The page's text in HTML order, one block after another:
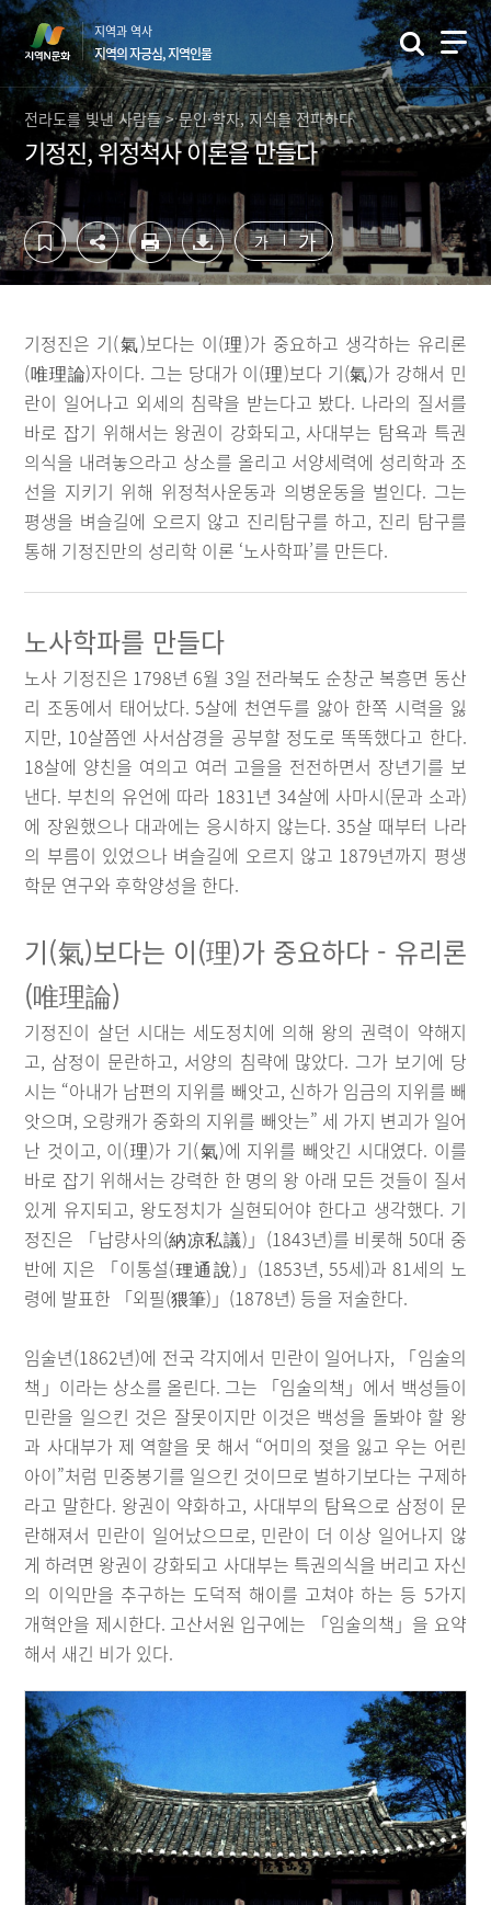
컨
텐
츠
영
역
가
기
하
단
영
역
바
기
지역과 역사
지역의 자긍심, 지역인물
전라도를 빛낸 사람들 > 문인·학자, 지식을 전파하다
기정진, 위정척사 이론을 만들다
가 가
기정진은 기(氣)보다는 이(理)가 중요하고 생각하는 유리론
(唯理論)자이다. 그는 당대가 이(理)보다 기(氣)가 강해서 민
란이 일어나고 외세의 침략을 받는다고 봤다. 나라의 질서를
바로 잡기 위해서는 왕권이 강화되고, 사대부는 탐욕과 특권
의식을 내려놓으라고 상소를 올리고 서양세력에 성리학과 조
선을 지키기 위해 위정척사운동과 의병운동을 벌인다. 그는
평생을 벼슬길에 오르지 않고 진리탐구를 하고, 진리 탐구를
통해 기정진만의 성리학 이론 ‘노사학파’를 만든다.
노사학파를 만들다
노사 기정진은 1798년 6월 3일 전라북도 순창군 복흥면 동산
리 조동에서 태어났다. 5살에 천연두를 앓아 한쪽 시력을 잃
지만, 10살쯤엔 사서삼경을 공부할 정도로 똑똑했다고 한다.
18살에 양친을 여의고 여러 고을을 전전하면서 장년기를 보
낸다. 부친의 유언에 따라 1831년 34살에 사마시(문과 소과)
에 장원했으나 대과에는 응시하지 않는다. 35살 때부터 나라
의 부름이 있었으나 벼슬길에 오르지 않고 1879년까지 평생
학문 연구와 후학양성을 한다.
기(氣)보다는 이(理)가 중요하다 - 유리론
(唯理論)
기정진이 살던 시대는 세도정치에 의해 왕의 권력이 약해지
고, 삼정이 문란하고, 서양의 침략에 많았다. 그가 보기에 당
시는 “아내가 남편의 지위를 빼앗고, 신하가 임금의 지위를 빼
앗으며, 오랑캐가 중화의 지위를 빼앗는” 세 가지 변괴가 일어
난 것이고, 이(理)가 기(氣)에 지위를 빼앗긴 시대였다. 이를
바로 잡기 위해서는 강력한 한 명의 왕 아래 모든 것들이 질서
있게 유지되고, 왕도정치가 실현되어야 한다고 생각했다. 기
정진은 「납량사의(納凉私議)」(1843년)를 비롯해 50대 중
반에 지은 「이통설(理通說)」(1853년, 55세)과 81세의 노
령에 발표한 「외필(猥筆)」(1878년) 등을 저술한다.
임술년(1862년)에 전국 각지에서 민란이 일어나자, 「임술의
책」이라는 상소를 올린다. 그는 「임술의책」에서 백성들이
민란을 일으킨 것은 잘못이지만 이것은 백성을 돌봐야 할 왕
과 사대부가 제 역할을 못 해서 “어미의 젖을 잃고 우는 어린
아이”처럼 민중봉기를 일으킨 것이므로 벌하기보다는 구제하
라고 말한다. 왕권이 약화하고, 사대부의 탐욕으로 삼정이 문
란해져서 민란이 일어났으므로, 민란이 더 이상 일어나지 않
게 하려면 왕권이 강화되고 사대부는 특권의식을 버리고 자신
의 이익만을 추구하는 도덕적 해이를 고쳐야 하는 등 5가지
개혁안을 제시한다. 고산서원 입구에는 「임술의책」을 요약
해서 새긴 비가 있다.